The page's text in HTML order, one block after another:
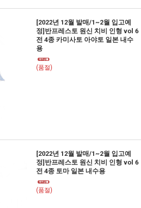
[2022년 12월 발매/1~2월 입고예
정]반프레스토 원신 치비 인형 vol 6
전 4종 카미사토 아야토 일본 내수
용
(품절)
[2022년 12월 발매/1~2월 입고예
정]반프레스토 원신 치비 인형 vol 6
전 4종 토마 일본 내수용
(품절)